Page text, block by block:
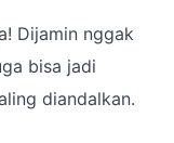
Dijamin nggak
bisa jadi
diandalkan.